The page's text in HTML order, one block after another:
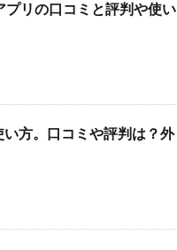
リの口コミと評判や使い
方。口コミや評判は？外